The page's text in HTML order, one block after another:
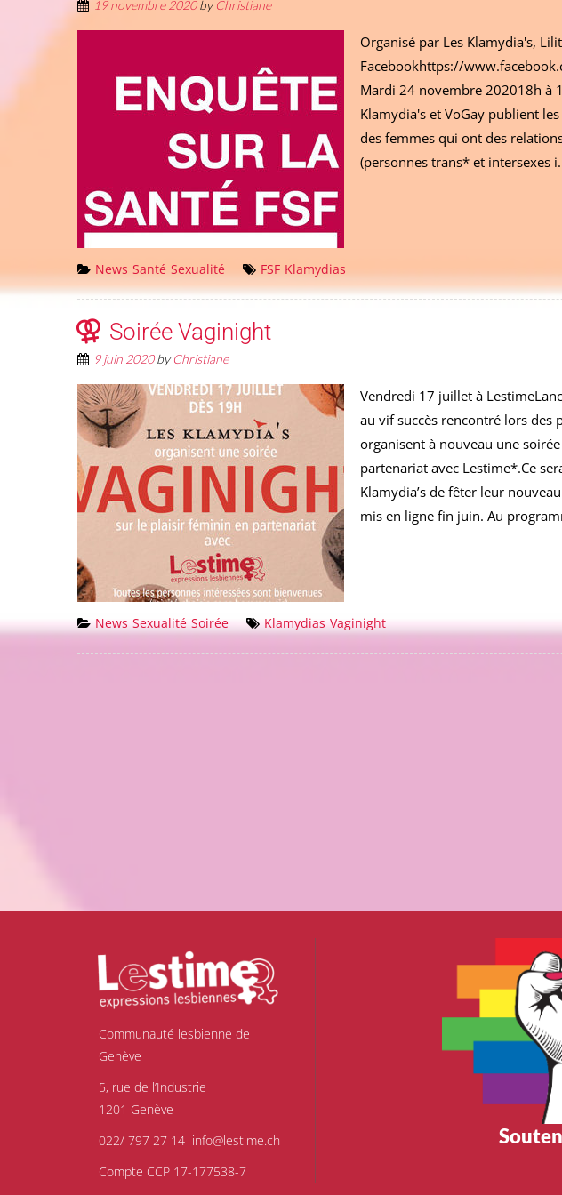
19 novembre 2020byChristiane
Organisé par Les Klamydia's,
Facebookhttps://
Mardi 24 novembre 202018h à
Klamydia's et VoGay publient
des femmes qui ont des
(personnes trans* et intersexes
News Santé Sexualité FSF Klamydias
Soirée Vaginight
9 juin 2020byChristiane
Vendredi 17 juillet à
au vif succès rencontré lors des
organisent à nouveau une
partenariat avec Lestime*.Ce
Klamydia’s de fêter leur
mis en ligne fin juin. Au
News Sexualité Soirée Klamydias Vaginight
Communauté lesbienne de
Genève
5, rue de l’Industrie
1201 Genève
022/ 797 27 14 info@lestime.ch
Compte CCP 17-177538-7